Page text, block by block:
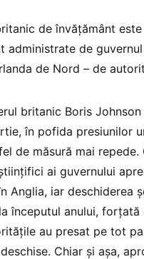
de învățământ
administrate de
de Nord – de
britanic Boris
în pofida presiunilor
de măsură mai
ai guvernului
Anglia, iar deschiderea
începutul anului,
au presat pe tot
Chiar și așa,